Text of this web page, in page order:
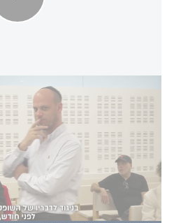
פרשת קטר גייט: המשטרה ספגה
המוסד שנחשפה ב- i24NEWS
עורך דין גדי זילברשלג
לאור צו איסור הפרסום שהוטל
לגופם של דברים, אוכל
תרומה מכרעת לביטחון
ביצע כך עבירה ואין לי ספק